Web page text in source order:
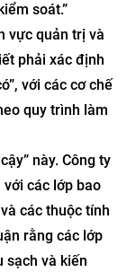
soát.”
vực quản trị và
phải xác định
với các cơ chế
quy trình làm
này. Công ty
các lớp bao
các thuộc tính
rằng các lớp
và kiến